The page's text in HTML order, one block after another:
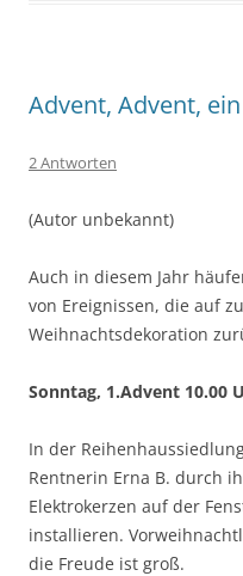
Advent, Advent,
2 Antworten
(Autor unbekannt)
Auch in diesem Jahr
von Ereignissen, die auf
Weihnachtsdekoration
Sonntag, 1.Advent 10.00
In der
Rentnerin Erna B. durch
Elektrokerzen auf der
installieren.
die Freude ist groß.